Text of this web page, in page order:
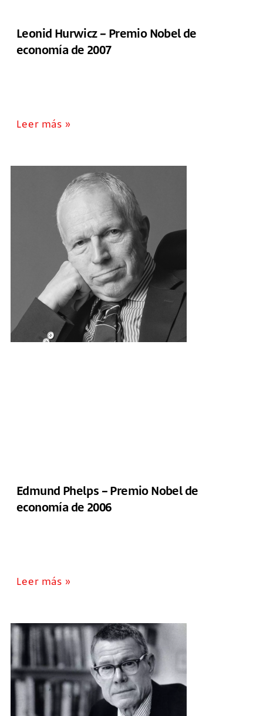
Leonid Hurwicz – Premio Nobel de
economía de 2007
Leer más »
Edmund Phelps – Premio Nobel de
economía de 2006
Leer más »